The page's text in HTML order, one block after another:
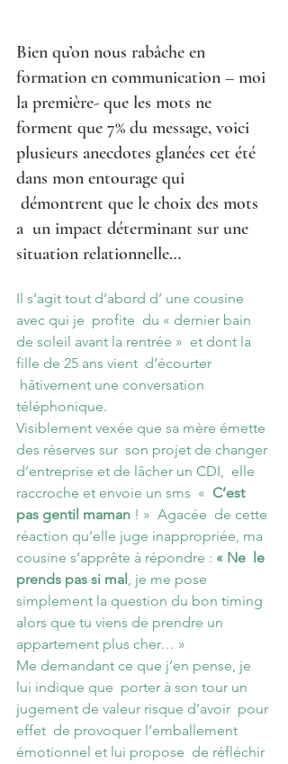
Bien qu’on nous rabâche en
formation en communication – moi
la première- que les mots ne
forment que 7% du message, voici
plusieurs anecdotes glanées cet été
dans mon entourage qui
démontrent que le choix des mots
a  un impact déterminant sur une
situation relationnelle…
Il s’agit tout d’abord d’ une cousine
avec qui je  profite  du « dernier bain
de soleil avant la rentrée »  et dont la
fille de 25 ans vient  d’écourter
hâtivement une conversation
téléphonique.
Visiblement vexée que sa mère émette
des réserves sur  son projet de changer
d’entreprise et de lâcher un CDI,  elle
raccroche et envoie un sms  « C’est
pas gentil maman ! »  Agacée  de cette
réaction qu’elle juge inappropriée, ma
cousine s’apprête à répondre : « Ne  le
prends pas si mal , je me pose
simplement la question du bon timing
alors que tu viens de prendre un
appartement plus cher… »
Me demandant ce que j’en pense, je
lui indique que  porter à son tour un
jugement de valeur risque d’avoir  pour
effet  de provoquer l’emballement
émotionnel et lui propose  de réfléchir